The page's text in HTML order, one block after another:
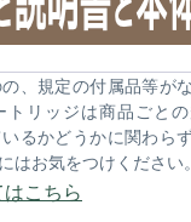
、規定の付属品等が
リッジは商品ごと
るかどうかに関わら
はお気をつけください。
こちら